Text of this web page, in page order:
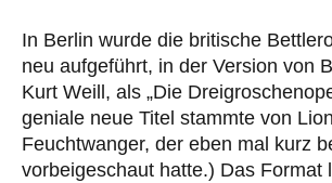
In Berlin wurde die britische
neu aufgeführt, in der Version von
Kurt Weill, als „Die
geniale neue Titel stammte von Lion
Feuchtwanger, der eben mal kurz
vorbeigeschaut hatte.) Das Format